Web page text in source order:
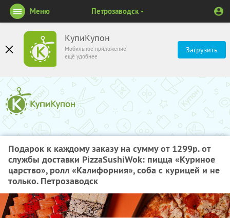
КупиКупон
Мобильное приложение
ещё удобнее
Загрузить
Меню Петрозаводск
Подарок к каждому заказу на сумму от 1299р. от
службы доставки PizzaSushiWok: пицца «Куриное
царство», ролл «Калифорния», соба с курицей и не
только. Петрозаводск